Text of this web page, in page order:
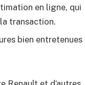
en ligne, qui
transaction.
bien entretenues